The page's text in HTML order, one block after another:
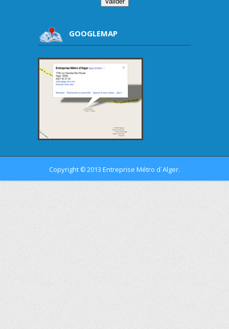
GOOGLEMAP
Copyright ©2013 Entreprise Métro d´Alger.